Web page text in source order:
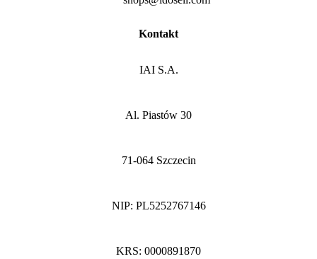
Kontakt
IAI S.A.
Al. Piastów 30
71-064 Szczecin
NIP: PL5252767146
KRS: 0000891870